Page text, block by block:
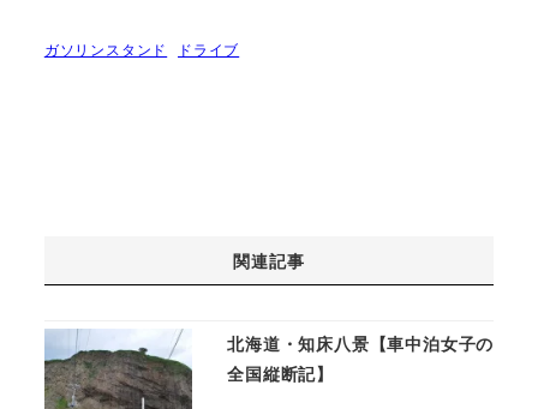
ガソリンスタンド ドライブ
関連記事
北海道・知床八景【車中泊女子の
全国縦断記】